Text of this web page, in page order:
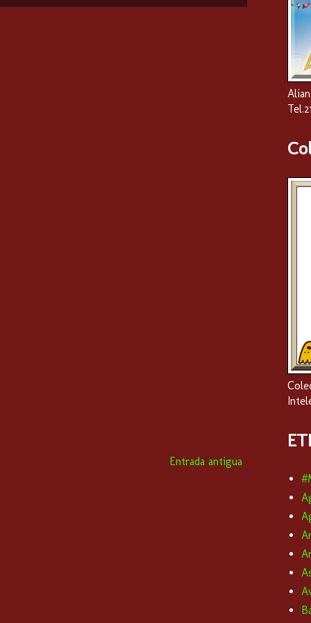
Entrada antigua